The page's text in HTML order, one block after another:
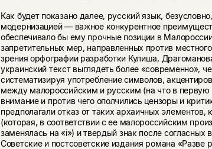
Как будет показано далее, русский язык,
модернизацией — важное конкурентное
обеспечивало бы ему прочные позиции в
запретительных мер, направленных против
зрения орфографии разработки Кулиша,
украинский текст выглядеть более «современно»,
систематизируя употребление символов,
между малороссийским и русским (на что в первую
внимание и против чего ополчились цензоры и
предполагали отказ от таких архаичных элементов,
(которая, в соответствии с ее малороссийским
заменялась на «i») и твердый знак после согласных
Советские и постсоветские издания романа «Разве